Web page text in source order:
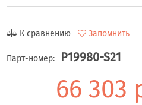
К сравнению Запомнить
Парт-номер: P19980-S21
66 303